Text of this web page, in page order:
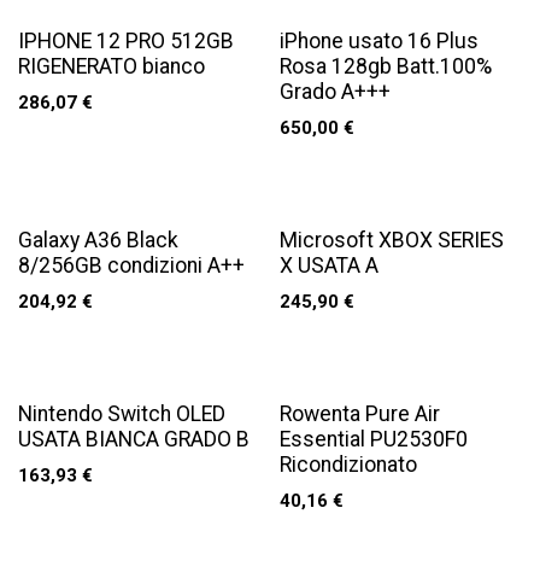
IPHONE 12 PRO 512GB
RIGENERATO bianco
286,07 €
iPhone usato 16 Plus
Rosa 128gb Batt.100%
Grado A+++
650,00€
Galaxy A36 Black
8/256GB condizioni A++
204,92 €
Microsoft XBOX SERIES
X USATA A
245,90€
Nintendo Switch OLED
USATA BIANCA GRADO B
163,93 €
Rowenta Pure Air
Essential PU2530F0
Ricondizionato
40,16 €